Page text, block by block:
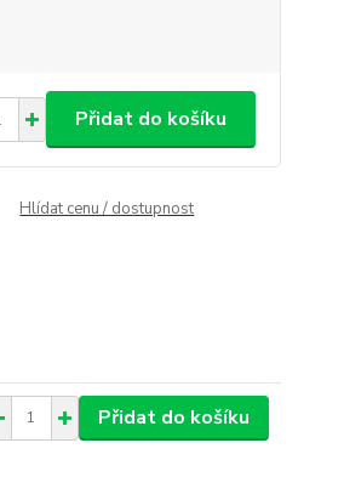
Přidat do košíku
Hlídat cenu / dostupnost
Přidat do košíku